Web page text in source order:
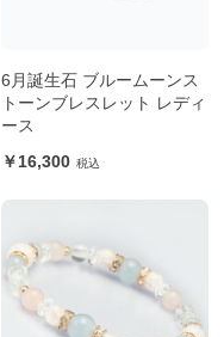
6月誕生石 ブルームーンス
トーンブレスレット レディ
ース
16,300